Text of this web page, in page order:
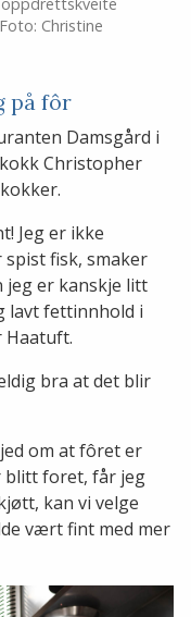
Christine
på fôr
Damsgård i
Christopher
Jeg er ikke
fisk, smaker
jeg er kanskje litt
lavt fettinnhold i
Haatuft.
bra at det blir
om at fôret er
blitt foret, får jeg
kan vi velge
vært fint med mer